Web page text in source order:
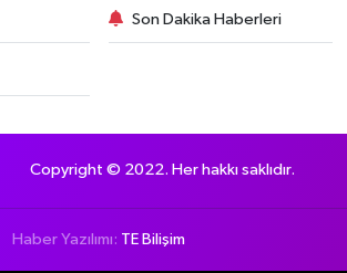
Son Dakika Haberleri
Copyright © 2022. Her hakkı saklıdır.
Haber Yazılımı: TE Bilişim